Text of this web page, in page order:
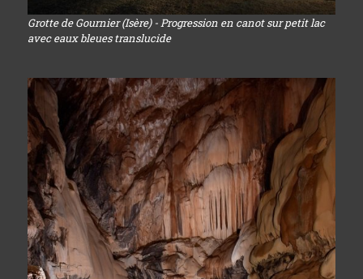
Grotte de Gournier (Isère) - Progression en canot sur petit lac
avec eaux bleues translucide